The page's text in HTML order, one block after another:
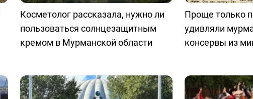
Косметолог рассказала, нужно ли
пользоваться солнцезащитным
кремом в Мурманской области
Проще только
удивляли
консервы из